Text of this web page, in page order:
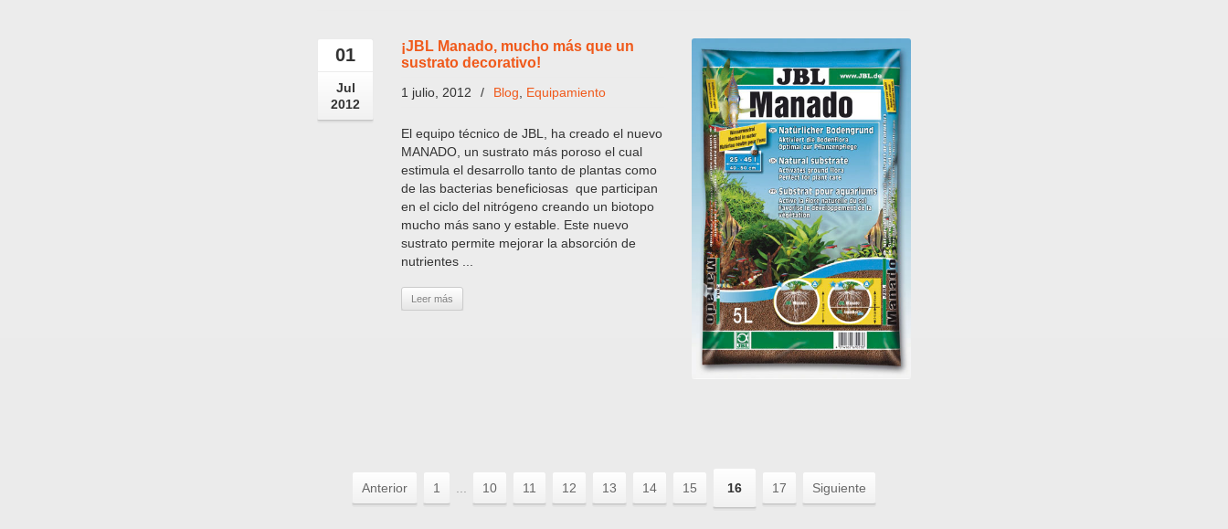
01
Jul
2012
¡JBL Manado, mucho más que un
sustrato decorativo!
1 julio, 2012 / Blog Equipamiento
El equipo técnico de JBL, ha creado el nuevo
MANADO, un sustrato más poroso el cual
estimula el desarrollo tanto de plantas como
de las bacterias beneficiosas que participan
en el ciclo del nitrógeno creando un biotopo
mucho más sano y estable. Este nuevo
sustrato permite mejorar la absorción de
nutrientes ...
Leer más
Anterior 1 10 11 12 13 14 15 16 17 Siguiente